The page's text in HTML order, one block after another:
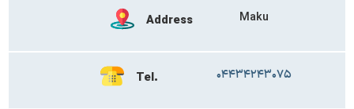
Address Maku
Tel. ۰۴۴۳۴۲۴۳۰۷۵